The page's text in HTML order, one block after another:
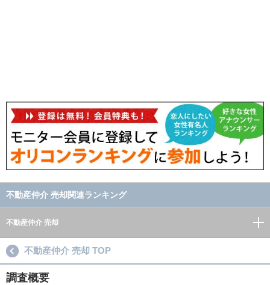
不動産仲介 売却関連ランキング
不動産仲介 売却
不動産仲介 売却 TOP
調査概要